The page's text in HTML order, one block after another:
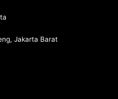
Jakarta Barat